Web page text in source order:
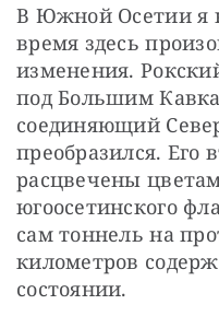
В Южной Осетии я
время здесь
изменения.
под Большим
соединяющий
преобразился. Его
расцвечены
югоосетинского
сам тоннель на
километров
состоянии.